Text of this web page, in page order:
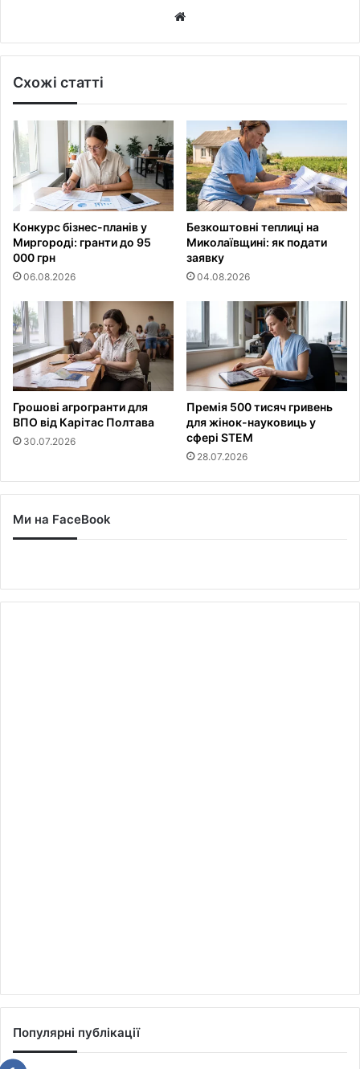
Схожі статті
Конкурс бізнес-планів у
Миргороді: гранти до 95
000 грн
06.08.2026
Безкоштовні теплиці на
Миколаївщині: як подати
заявку
04.08.2026
Грошові агрогранти для
ВПО від Карітас Полтава
30.07.2026
Премія 500 тисяч гривень
для жінок-науковиць у
сфері STEM
28.07.2026
Ми на FaceBook
Популярні публікації